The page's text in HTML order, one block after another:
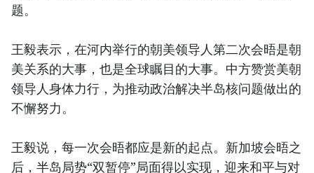
题。
王毅表示，在河内举行的朝美领导人第二次会晤是朝
美关系的大事，也是全球瞩目的大事。中方赞赏美朝
领导人身体力行，为推动政治解决半岛核问题做出的
不懈努力。
王毅说，每一次会晤都应是新的起点。新加坡会晤之
后，半岛局势“双暂停”局面得以实现，迎来和平与对